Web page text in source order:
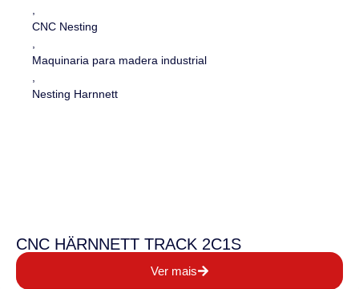
CNC Nesting
Maquinaria para madera industrial
Nesting Harnnett
CNC HÄRNNETT TRACK 2C1S
Ver mais